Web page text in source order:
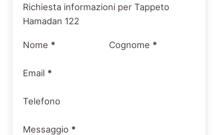
Section
Richiesta informazioni per Tappeto
Hamadan 122
Nome * Cognome *
Email *
Telefono
Messaggio *